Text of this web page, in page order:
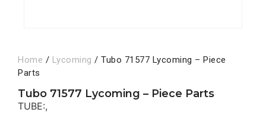
Home / Lycoming / Tubo 71577 Lycoming – Piece
Parts
Tubo 71577 Lycoming – Piece Parts
TUBE:,